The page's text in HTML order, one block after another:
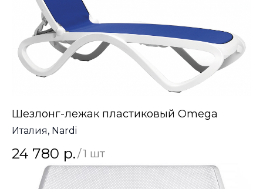
Шезлонг-лежак пластиковый Omega
Италия, Nardi
24 780 р./1 шт